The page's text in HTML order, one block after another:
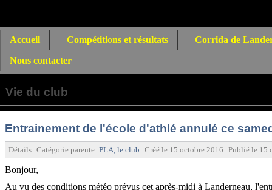
Accueil Compétitions et résultats
Corrida de
Nous contacter
Vie du club
Entrainement de l'école d'athlé annulé ce
Détails Catégorie parente: PLA, le club Créé le 15 octobre 2016 Publié le 15
Bonjour,
Au vu des conditions météo prévus cet après-midi à Landerneau,